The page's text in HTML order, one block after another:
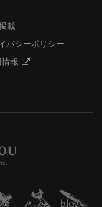
載
バシーポリシー
報